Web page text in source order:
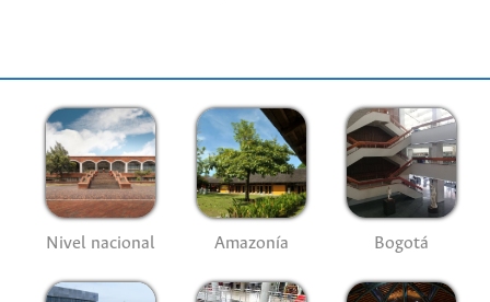
Nivel nacional Amazonía Bogotá